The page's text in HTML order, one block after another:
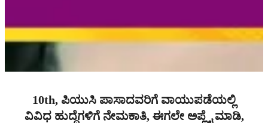
10th, ಪಿಯುಸಿ ಪಾಸಾದವರಿಗೆ ವಾಯುಪಡೆಯಲ್ಲಿ
ವಿವಿಧ ಹುದ್ದೆಗಳಿಗೆ ನೇಮಕಾತಿ, ಈಗಲೇ ಅಪ್ಲೈ ಮಾಡಿ,